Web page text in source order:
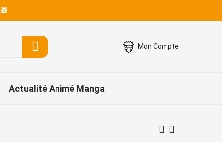
Mon Compte
Actualité Animé Manga